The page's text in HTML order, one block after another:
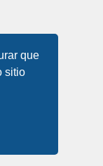
que
sitio